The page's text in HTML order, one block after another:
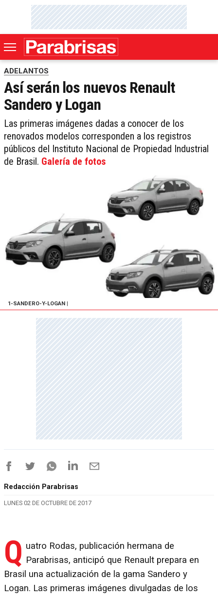
ADELANTOS
Así serán los nuevos Renault
Sandero y Logan
Las primeras imágenes dadas a conocer de los
renovados modelos corresponden a los registros
públicos del Instituto Nacional de Propiedad Industrial
de Brasil. Galería de fotos
1-SANDERO-Y-LOGAN
Redacción Parabrisas
LUNES 02 DE OCTUBRE DE 2017
Q uatro Rodas, publicación hermana de
Parabrisas, anticipó que Renault prepara en
Brasil una actualización de la gama Sandero y
Logan. Las primeras imágenes divulgadas de los